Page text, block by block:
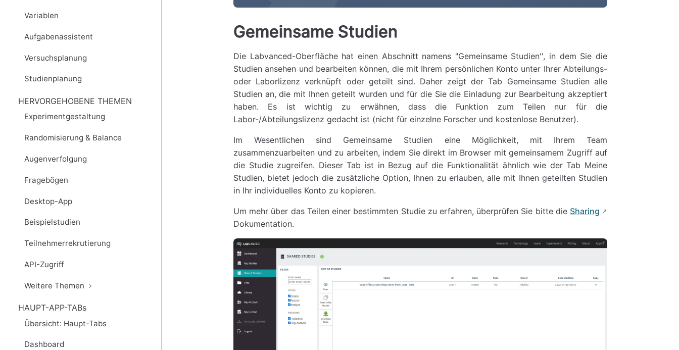
Variablen
Aufgabenassistent
Versuchsplanung
Studienplanung
HERVORGEHOBENE THEMEN
Experimentgestaltung
Randomisierung & Balance
Augenverfolgung
Fragebögen
Desktop-App
Beispielstudien
Teilnehmerrekrutierung
API-Zugriff
Weitere Themen
HAUPT-APP-TABs
Übersicht: Haupt-Tabs
Dashboard
Gemeinsame Studien
Die Labvanced-Oberfläche hat einen Abschnitt namens "Gemeinsame Studien'', in dem Sie die
Studien ansehen und bearbeiten können, die mit Ihrem persönlichen Konto unter Ihrer Abteilungs-
oder Laborlizenz verknüpft oder geteilt sind. Daher zeigt der Tab Gemeinsame Studien alle
Studien an, die mit Ihnen geteilt wurden und für die Sie die Einladung zur Bearbeitung akzeptiert
haben. Es ist wichtig zu erwähnen, dass die Funktion zum Teilen nur für die
Labor-/Abteilungslizenz gedacht ist (nicht für einzelne Forscher und kostenlose Benutzer).
Im Wesentlichen sind Gemeinsame Studien eine Möglichkeit, mit Ihrem Team
zusammenzuarbeiten und zu arbeiten, indem Sie direkt im Browser mit gemeinsamem Zugriff auf
die Studie zugreifen. Dieser Tab ist in Bezug auf die Funktionalität ähnlich wie der Tab Meine
Studien, bietet jedoch die zusätzliche Option, Ihnen zu erlauben, alle mit Ihnen geteilten Studien
in Ihr individuelles Konto zu kopieren.
Um mehr über das Teilen einer bestimmten Studie zu erfahren, überprüfen Sie bitte die Sharing
Dokumentation.